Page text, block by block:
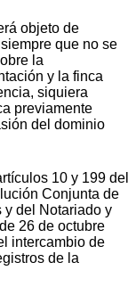
objeto de
que no se
la
y la finca
siquiera
previamente
del dominio
10 y 199 del
Conjunta de
y del Notariado y
26 de octubre
intercambio de
de la